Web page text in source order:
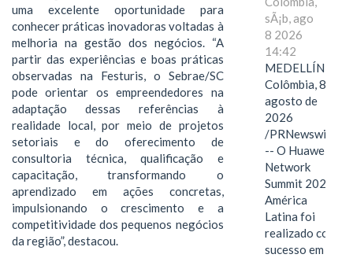
uma excelente oportunidade para
conhecer práticas inovadoras voltadas à
melhoria na gestão dos negócios. “A
partir das experiências e boas práticas
observadas na Festuris, o Sebrae/SC
pode orientar os empreendedores na
adaptação dessas referências à
realidade local, por meio de projetos
setoriais e do oferecimento de
consultoria técnica, qualificação e
capacitação, transformando o
aprendizado em ações concretas,
impulsionando o crescimento e a
competitividade dos pequenos negócios
da região”, destacou.
sÃ¡b, ago
8 2026
14:42
MEDELLÍN,
Colômbia, 8 de
agosto de
2026
/PRNewswire/
-- O Huawei
Network
Summit 2026
América
Latina foi
realizado com
sucesso em